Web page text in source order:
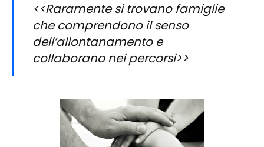
<<Raramente si trovano famiglie
che comprendono il senso
dell’allontanamento e
collaborano nei percorsi>>